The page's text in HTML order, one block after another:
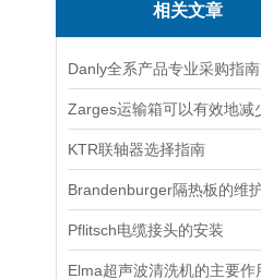
相关文章
Danly全系产品专业采购指南
KTR联轴器选择指南
Pflitsch电缆接头的安装